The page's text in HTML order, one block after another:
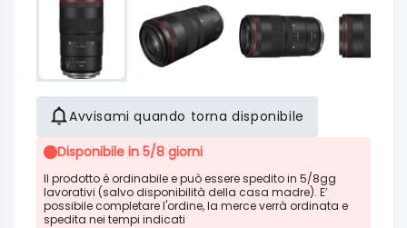
Avvisami quando torna disponibile
Disponibile in 5/8 giorni
Il prodotto è ordinabile e può essere spedito in 5/8gg
lavorativi (salvo disponibilità della casa madre). E’
possibile completare l'ordine, la merce verrà ordinata e
spedita nei tempi indicati